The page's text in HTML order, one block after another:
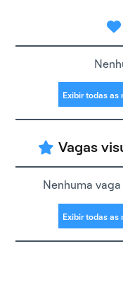
Exibir todas as
Vagas
Nenhuma
Exibir todas as